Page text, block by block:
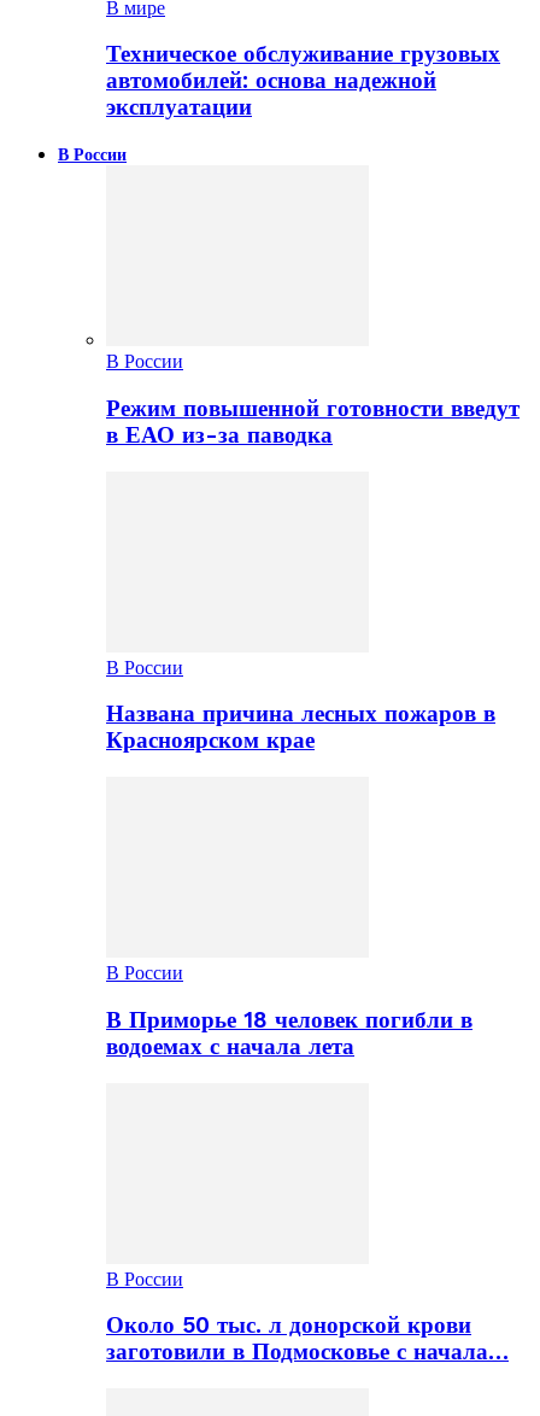
В мире
Техническое обслуживание грузовых
автомобилей: основа надежной
эксплуатации
В России
В России
Режим повышенной готовности введут
в ЕАО из-за паводка
В России
Названа причина лесных пожаров в
Красноярском крае
В России
В Приморье 18 человек погибли в
водоемах с начала лета
В России
Около 50 тыс. л донорской крови
заготовили в Подмосковье с начала…